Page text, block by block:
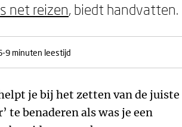
net reizen, biedt handvatten.
9 minuten leestijd
je bij het zetten van de juiste
te benaderen als was je een